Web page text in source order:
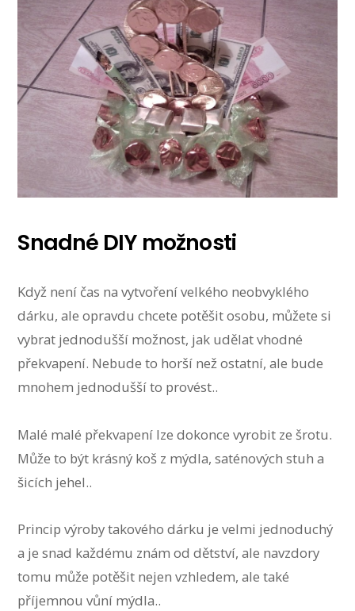
Snadné DIY možnosti
Když není čas na vytvoření velkého neobvyklého
dárku, ale opravdu chcete potěšit osobu, můžete si
vybrat jednodušší možnost, jak udělat vhodné
překvapení. Nebude to horší než ostatní, ale bude
mnohem jednodušší to provést..
Malé malé překvapení lze dokonce vyrobit ze šrotu.
Může to být krásný koš z mýdla, saténových stuh a
šicích jehel..
Princip výroby takového dárku je velmi jednoduchý
a je snad každému znám od dětství, ale navzdory
tomu může potěšit nejen vzhledem, ale také
příjemnou vůní mýdla..